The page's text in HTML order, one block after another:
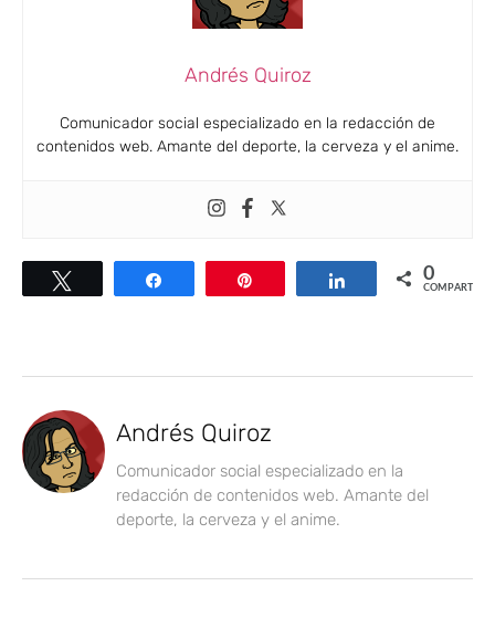
Andrés Quiroz
Comunicador social especializado en la redacción de
contenidos web. Amante del deporte, la cerveza y el anime.
Compartir Compartir0
COMPARTIR
Andrés Quiroz
Comunicador social especializado en la
redacción de contenidos web. Amante del
deporte, la cerveza y el anime.